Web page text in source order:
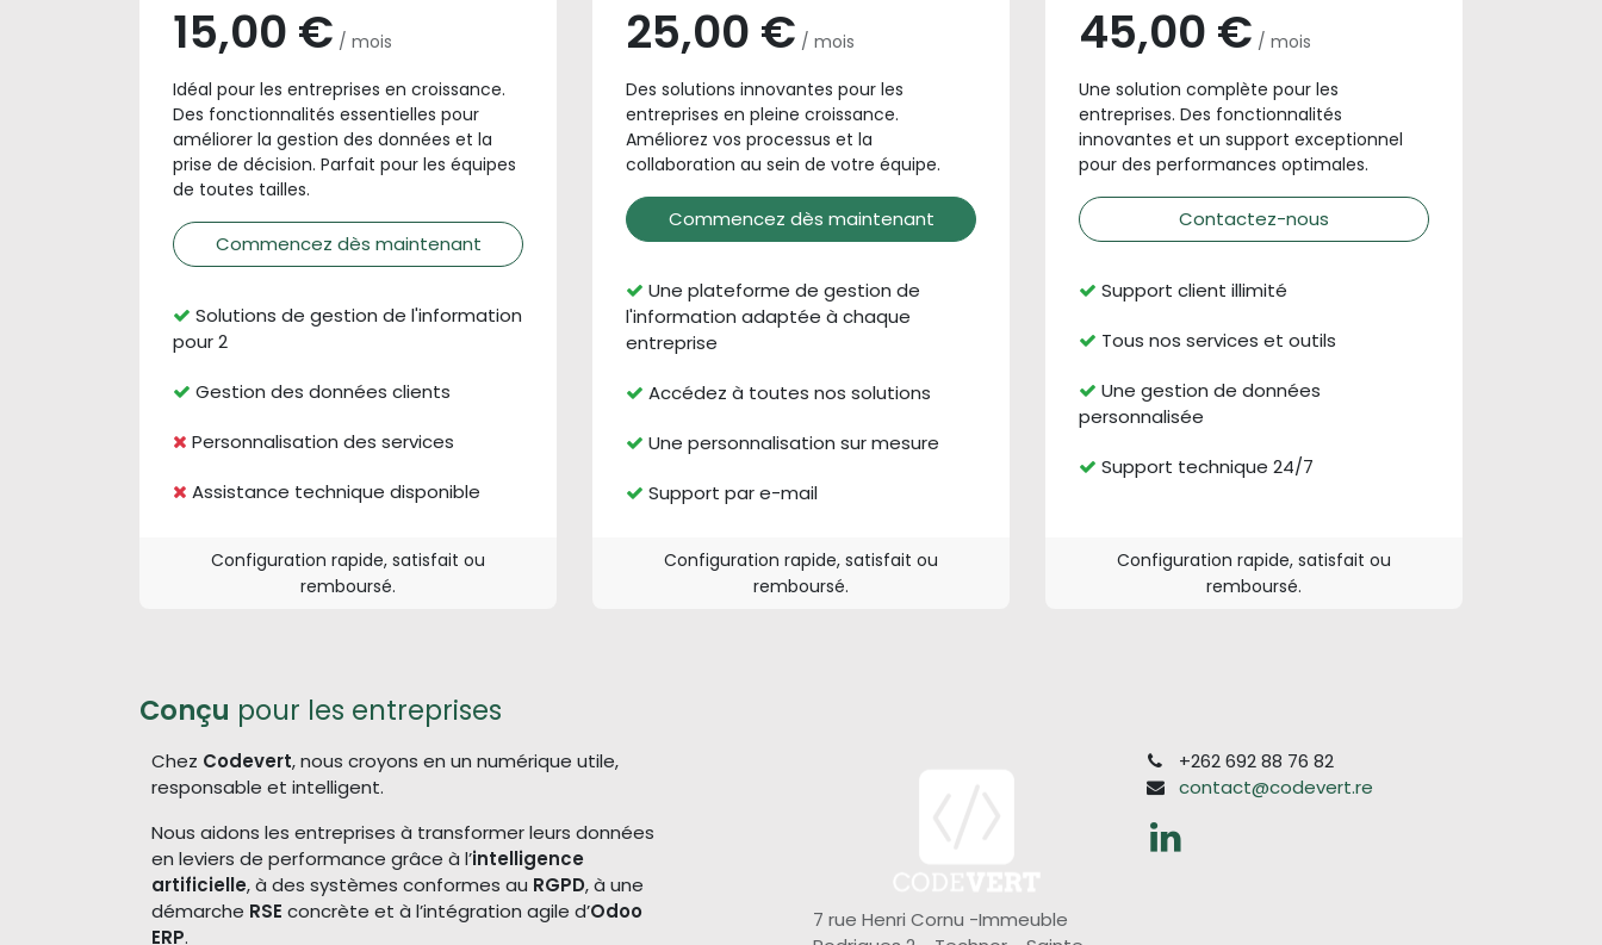
15,00 € / mois
Idéal pour les entreprises en croissance.
Des fonctionnalités essentielles pour
améliorer la gestion des données et la
prise de décision. Parfait pour les équipes
de toutes tailles.
Commencez dès maintenant
Solutions de gestion de l'information
pour 2
Gestion des données clients
Personnalisation des services
Assistance technique disponible
Configuration rapide, satisfait ou
remboursé.
25,00 € / mois
Des solutions innovantes pour les
entreprises en pleine croissance.
Améliorez vos processus et la
collaboration au sein de votre équipe.
Commencez dès maintenant
Une plateforme de gestion de
l'information adaptée à chaque
entreprise
Accédez à toutes nos solutions
Une personnalisation sur mesure
Support par e-mail
Configuration rapide, satisfait ou
remboursé.
45,00 € / mois
Une solution complète pour les
entreprises. Des fonctionnalités
innovantes et un support exceptionnel
pour des performances optimales.
Contactez-nous
Support client illimité
Tous nos services et outils
Une gestion de données
personnalisée
Support technique 24/7
Configuration rapide, satisfait ou
remboursé.
Conçu pour les entreprises
Chez Codevert, nous croyons en un numérique utile,
responsable et intelligent.
Nous aidons les entreprises à transformer leurs données
en leviers de performance grâce à l’intelligence
artificielle, à des systèmes conformes au RGPD, à une
démarche RSE concrète et à l’intégration agile d’Odoo
ERP.
+262 692 88 76 82
contact@codevert.re
7 rue Henri Cornu -Immeuble